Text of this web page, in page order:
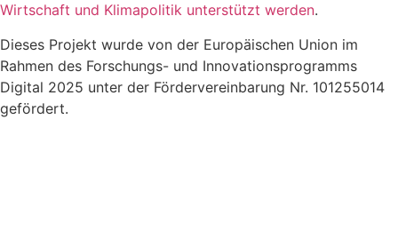
Wirtschaft und Klimapolitik unterstützt werden.
Dieses Projekt wurde von der Europäischen Union im
Rahmen des Forschungs- und Innovationsprogramms
Digital 2025 unter der Fördervereinbarung Nr. 101255014
gefördert.